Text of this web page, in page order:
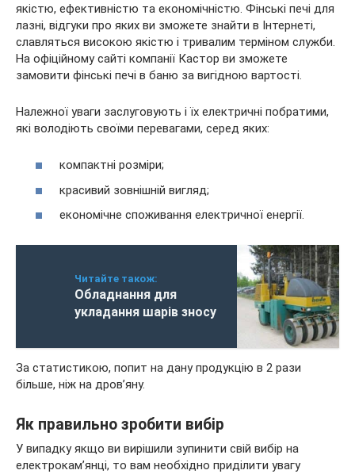
якістю, ефективністю та економічністю. Фінські печі для
лазні, відгуки про яких ви зможете знайти в Інтернеті,
славляться високою якістю і тривалим терміном служби.
На офіційному сайті компанії Кастор ви зможете
замовити фінські печі в баню за вигідною вартості.
Належної уваги заслуговують і їх електричні побратими,
які володіють своїми перевагами, серед яких:
компактні розміри;
красивий зовнішній вигляд;
економічне споживання електричної енергії.
Читайте також:
Обладнання для
укладання шарів зносу
За статистикою, попит на дану продукцію в 2 рази
більше, ніж на дров’яну.
Як правильно зробити вибір
У випадку якщо ви вирішили зупинити свій вибір на
електрокам’янці, то вам необхідно приділити увагу